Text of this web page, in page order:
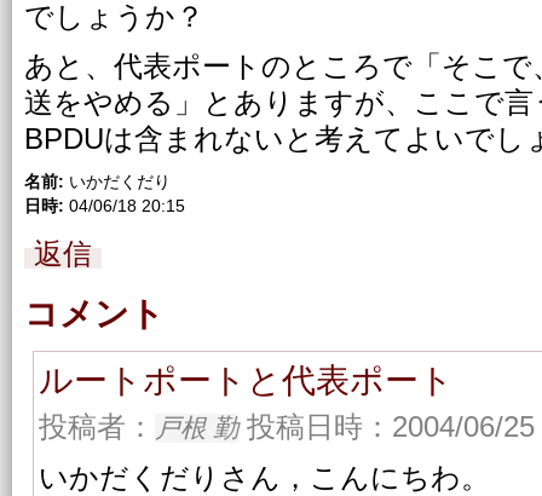
でしょうか？
あと、代表ポートのところで「そこ
送をやめる」とありますが、ここで
BPDUは含まれないと考えてよいでし
名前: いかだくだり
日時: 04/06/18 20:15
返信
コメント
ルートポートと代表ポート
投稿者： 戸根 勤投稿日時：2004/06/25
いかだくだりさん，こんにちわ。